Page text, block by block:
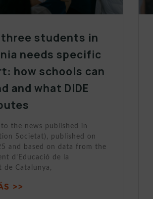
three students in
needs specific
how schools can
and what DIDE
the news published in
Societat), published on
and based on data from the
d’Educació de la
de Catalunya,
>>